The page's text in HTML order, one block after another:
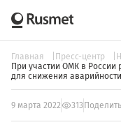
Главная Пресс-центр
При участии ОМК в России
для снижения
9 марта 2022 313